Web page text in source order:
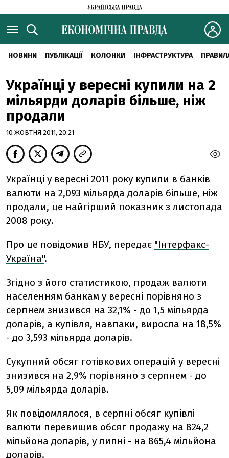
НОВИНИ ПУБЛІКАЦІЇ КОЛОНКИ ІНФРАСТРУКТУРА
Українці у вересні купили на 2
мільярди доларів більше, ніж
продали
10 ЖОВТНЯ 2011, 20:21
Українцi у вереснi 2011 року купили в банкiв
валюти на 2,093 мільярда доларів бiльше, ніж
продали, це найгiрший показник з листопада
2008 року.
Про це повiдомив НБУ, передає "Інтерфакс-
Україна".
Згiдно з його статистикою, продаж валюти
населенням банкам у вереснi порiвняно з
серпнем знизився на 32,1% - до 1,5 мільярда
доларів, а купівля, навпаки, виросла на 18,5%
- до 3,593 мільярда доларів.
Сукупний обсяг готiвкових операцiй у вереснi
знизився на 2,9% порiвняно з серпнем - до
5,09 мільярда доларів.
Як повiдомлялося, в серпнi обсяг купiвлi
валюти перевищив обсяг продажу на 824,2
мільйона доларів, у липнi - на 865,4 мільйона
доларів.